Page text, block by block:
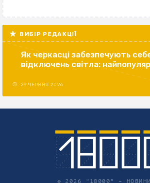
ВИБІР РЕДАКЦІЇ
Як черкасці забезпечують
відключень світла:
29 ЧЕРВНЯ 2026
© 2026 "18000" – НОВИНИ